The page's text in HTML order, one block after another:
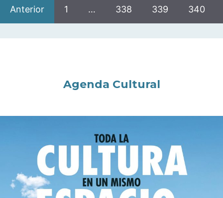
Anterior 1 … 338 339 340
Agenda Cultural